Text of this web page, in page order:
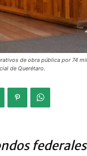
de obra pública por 74
de Querétaro.